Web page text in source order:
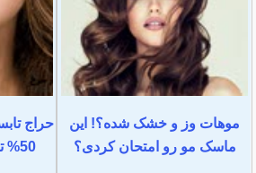
موهات وز و خشک شده؟! این
ماسک مو رو امتحان کردی؟
حراج
50% تخفیف لوازم آرایشی